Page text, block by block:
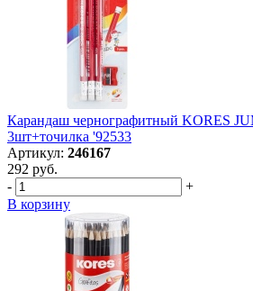
Карандаш чернографитный KORES
3шт+точилка '92533
Артикул: 246167
292 руб.
-
+
В корзину